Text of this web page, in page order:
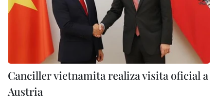
Canciller vietnamita realiza visita oficial a
Austria